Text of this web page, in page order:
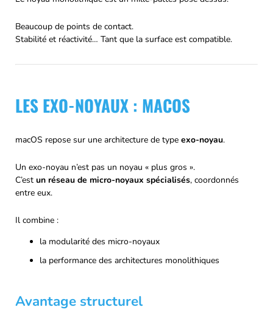
Beaucoup de points de contact.
Stabilité et réactivité… Tant que la surface est compatible.
LES EXO-NOYAUX : MACOS
macOS repose sur une architecture de type exo-noyau.
Un exo-noyau n’est pas un noyau « plus gros ».
C’est un réseau de micro-noyaux spécialisés, coordonnés
entre eux.
Il combine :
la modularité des micro-noyaux
la performance des architectures monolithiques
Avantage structurel